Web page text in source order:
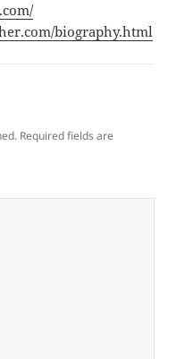
biography.html
Required fields are